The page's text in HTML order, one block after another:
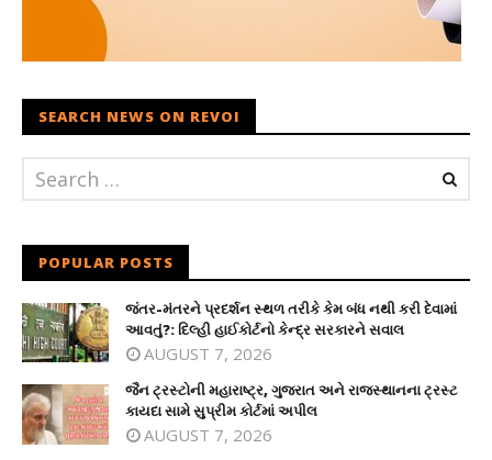
SEARCH NEWS ON REVOI
POPULAR POSTS
જંતર-મંતરને પ્રદર્શન સ્થળ તરીકે કેમ બંધ નથી કરી દેવામાં
આવતું?: દિલ્હી હાઈકોર્ટનો કેન્દ્ર સરકારને સવાલ
AUGUST 7, 2026
જૈન ટ્રસ્ટોની મહારાષ્ટ્ર, ગુજરાત અને રાજસ્થાનના ટ્રસ્ટ
કાયદા સામે સુપ્રીમ કોર્ટમાં અપીલ
AUGUST 7, 2026